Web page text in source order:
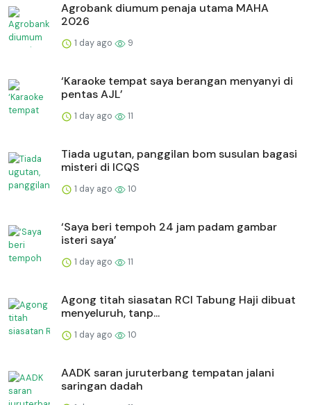
Agrobank diumum penaja utama MAHA
2026
1 day ago 9
‘Karaoke tempat saya berangan menyanyi di
pentas AJL’
1 day ago 11
Tiada ugutan, panggilan bom susulan bagasi
misteri di ICQS
1 day ago 10
‘Saya beri tempoh 24 jam padam gambar
isteri saya’
1 day ago 11
Agong titah siasatan RCI Tabung Haji dibuat
menyeluruh, tanp...
1 day ago 10
AADK saran juruterbang tempatan jalani
saringan dadah